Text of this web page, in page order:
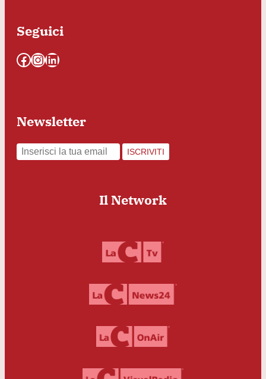
Seguici
Facebook InstagramLinkedIn
Newsletter
ISCRIVITI
Il Network